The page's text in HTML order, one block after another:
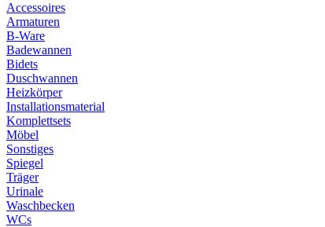
Accessoires
Armaturen
B-Ware
Badewannen
Bidets
Duschwannen
Heizkörper
Installationsmaterial
Komplettsets
Möbel
Sonstiges
Spiegel
Träger
Urinale
Waschbecken
WCs